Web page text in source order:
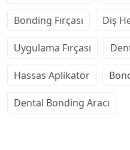
Bonding Fırçası Diş
Uygulama Fırçası
Hassas Aplikatör
Dental Bonding Aracı